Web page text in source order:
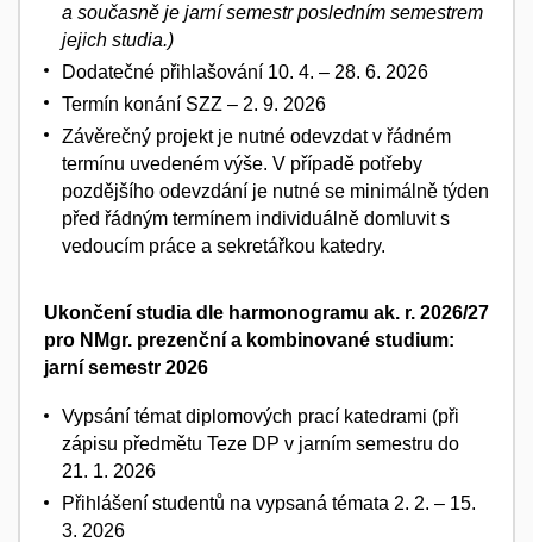
a současně je jarní semestr posledním semestrem
jejich studia.)
Dodatečné přihlašování 10. 4. – 28. 6. 2026
Termín konání SZZ – 2. 9. 2026
Závěrečný projekt je nutné odevzdat v řádném
termínu uvedeném výše. V případě potřeby
pozdějšího odevzdání je nutné se minimálně týden
před řádným termínem individuálně domluvit s
vedoucím práce a sekretářkou katedry.
Ukončení studia dle harmonogramu ak. r. 2026/27
pro NMgr. prezenční a kombinované studium:
jarní semestr 2026
Vypsání témat diplomových prací katedrami (při
zápisu předmětu Teze DP v jarním semestru do
21. 1. 2026
Přihlášení studentů na vypsaná témata 2. 2. – 15.
3. 2026